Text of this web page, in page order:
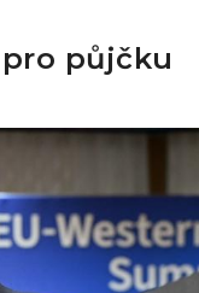
půjčku